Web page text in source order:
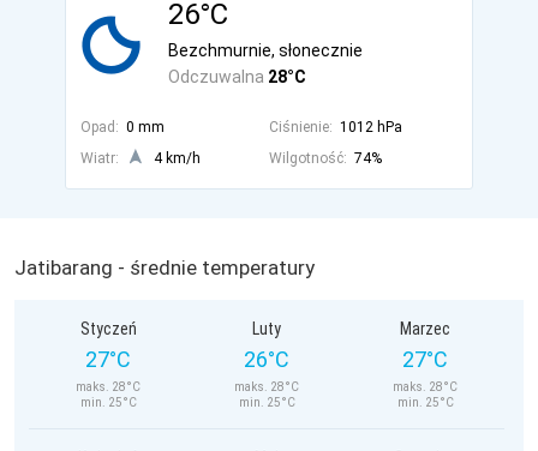
26°C
Odczuwalna 28°C
Bezchmurnie, słonecznie
Opad: 0 mm Ciśnienie: 1012 hPa
Wiatr:
4 km/h Wilgotność: 74%
Jatibarang - średnie temperatury
Styczeń
27°C
maks. 28°C
min. 25°C
Luty
26°C
maks. 28°C
min. 25°C
Marzec
27°C
maks. 28°C
min. 25°C